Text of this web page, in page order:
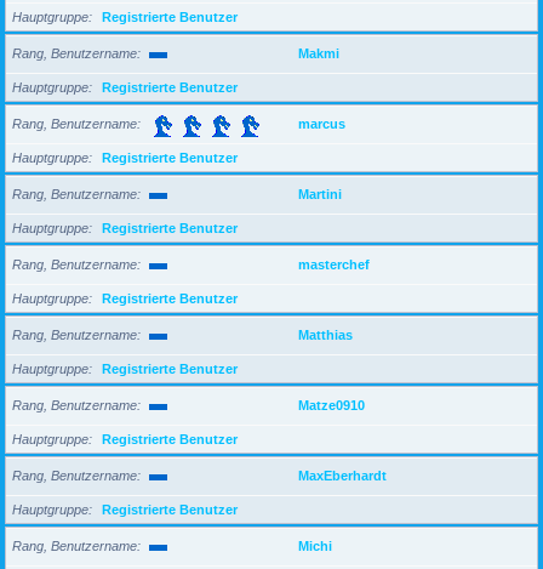
Hauptgruppe Registrierte Benutzer
Rang, Benutzername Makmi
Hauptgruppe Registrierte Benutzer
Rang, Benutzername marcus
Hauptgruppe Registrierte Benutzer
Rang, Benutzername Martini
Hauptgruppe Registrierte Benutzer
Rang, Benutzername masterchef
Hauptgruppe Registrierte Benutzer
Rang, Benutzername Matthias
Hauptgruppe Registrierte Benutzer
Rang, Benutzername Matze0910
Hauptgruppe Registrierte Benutzer
Rang, Benutzername MaxEberhardt
Hauptgruppe Registrierte Benutzer
Rang, Benutzername Michi